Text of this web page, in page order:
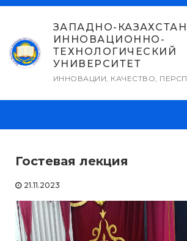
Перейти
содержимому
ЗАПАДНО-
ИННОВАЦИОННО-
ТЕХНОЛОГИЧЕСКИЙ
УНИВЕРСИТЕТ
ИННОВАЦИИ, КАЧЕСТВО,
Гостевая лекция
21.11.2023